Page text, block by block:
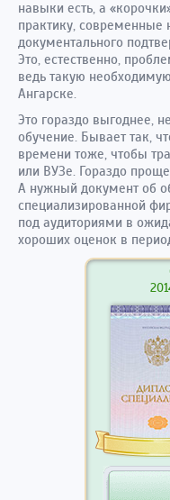
навыки есть, а
практику, современные
документального
Это, естественно,
ведь такую
Ангарске.
Это гораздо выгоднее,
обучение. Бывает так,
времени тоже, чтобы
или ВУЗе. Гораздо
А нужный документ об
специализированной
под аудиториями в
хороших оценок в